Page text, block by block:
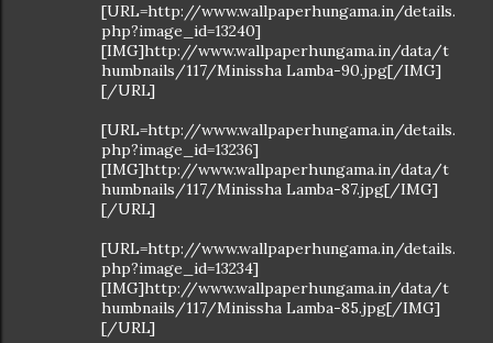
[URL=http://www.wallpaperhungama.in/details.
php?image_id=13240]
[IMG]http://www.wallpaperhungama.in/data/t
humbnails/117/Minissha Lamba-90.jpg[/IMG]
[/URL]
[URL=http://www.wallpaperhungama.in/details.
php?image_id=13236]
[IMG]http://www.wallpaperhungama.in/data/t
humbnails/117/Minissha Lamba-87.jpg[/IMG]
[/URL]
[URL=http://www.wallpaperhungama.in/details.
php?image_id=13234]
[IMG]http://www.wallpaperhungama.in/data/t
humbnails/117/Minissha Lamba-85.jpg[/IMG]
[/URL]